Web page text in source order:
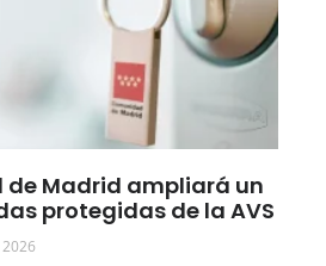
de Madrid ampliará un
protegidas de la AVS